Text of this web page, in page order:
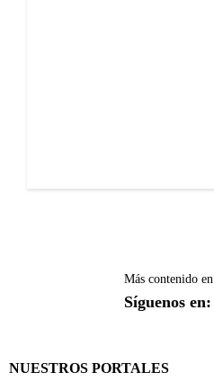
Más contenido en
Síguenos en:
NUESTROS PORTALES